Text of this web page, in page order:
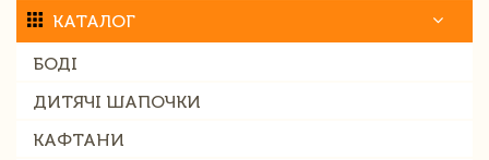
КАТАЛОГ
БОДІ
ДИТЯЧІ ШАПОЧКИ
КАФТАНИ